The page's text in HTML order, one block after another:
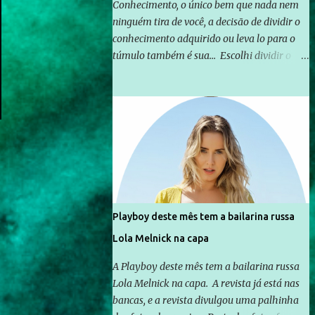
Conhecimento, o único bem que nada nem
ninguém tira de você, a decisão de dividir o
conhecimento adquirido ou leva lo para o
túmulo também é sua... Escolhi dividir o
mais e mais pessoas terem acesso a
educação e ao conhecimento. Não sou
Professor, a mais nobre das profissões, mas
tento ser um empreendedor da
comunicação, que além de informação
cotidiana, corriqueira e cada vez mais
preocupantes, do tipo que você já esta
acostumado a ver neste espaço, vou
trabalhar a ideia que possibilite distribuir
consistente a riqueza do conhecimento...
Exemplo: o cidadão brasileiro não precisa só
ser informado sobre operações da Lava Jato,
Playboy deste mês tem a bailarina russa
Lola Melnick na capa
A Playboy deste mês tem a bailarina russa
Lola Melnick na capa. A revista já está nas
bancas, e a revista divulgou uma palhinha